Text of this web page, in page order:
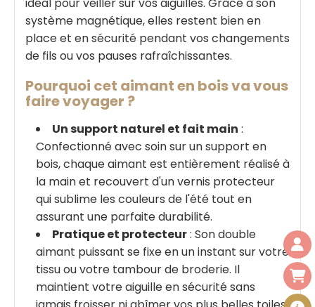
système magnétique, elles restent bien en
place et en sécurité pendant vos changements
de fils ou vos pauses rafraîchissantes.
Pourquoi cet aimant en bois va vous
faire voyager ?
Un support naturel et fait main :
Confectionné avec soin sur un support en
bois, chaque aimant est entièrement réalisé à
la main et recouvert d'un vernis protecteur
qui sublime les couleurs de l'été tout en
assurant une parfaite durabilité.
Pratique et protecteur: Son double
aimant puissant se fixe en un instant sur votre
tissu ou votre tambour de broderie. Il
maintient votre aiguille en sécurité sans